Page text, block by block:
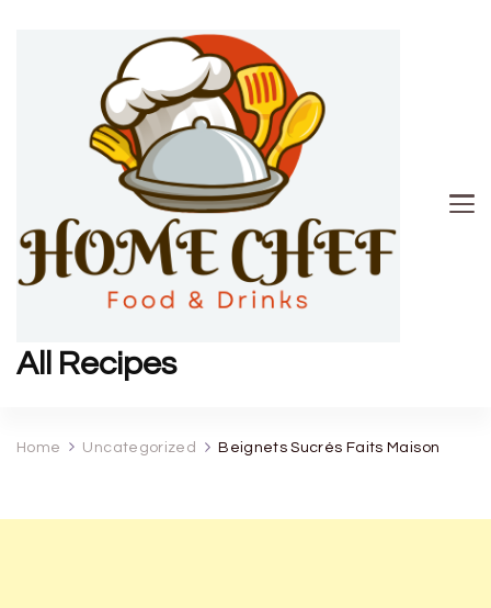
All Recipes
Home Uncategorized Beignets Sucrés Faits Maison